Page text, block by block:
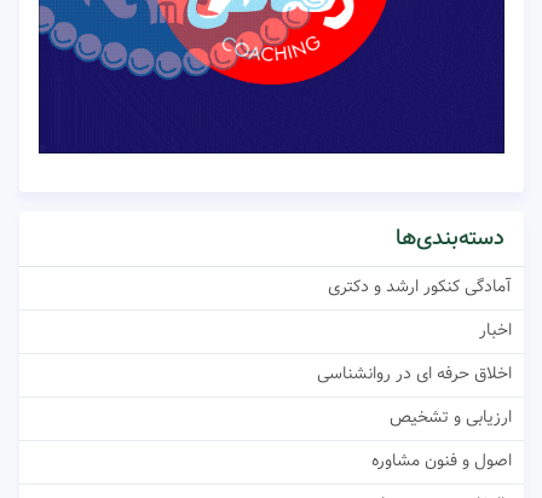
دسته‌بندی‌ها
آمادگی کنکور ارشد و دکتری
اخبار
اخلاق حرفه ای در روانشناسی
ارزیابی و تشخیص
اصول و فنون مشاوره